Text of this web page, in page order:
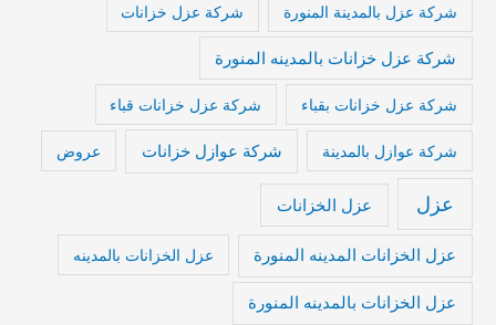
شركة عزل بالمدينة المنورة شركة عزل خزانات
شركة عزل خزانات بالمدينه المنورة
شركة عزل خزانات بقباء شركة عزل خزانات قباء
شركة عوازل بالمدينة شركة عوازل خزانات عروض
عزل عزل الخزانات
عزل الخزانات المدينه المنورة عزل الخزانات بالمدينه
عزل الخزانات بالمدينه المنورة